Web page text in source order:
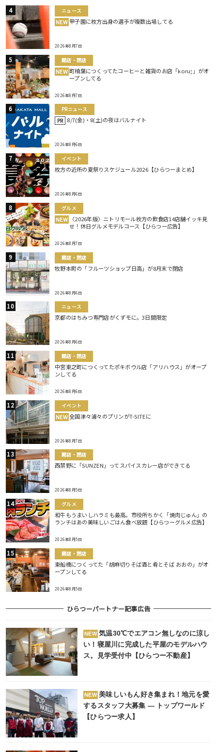
ニュース
NEW 甲子園に枚方出身の選手が複数出場してる
2026年8月7日
開店・閉店
NEW 町楠葉につくってたコーヒーと雑貨のお店「koru;」がオ
ープンしてる
2026年8月7日
PRニュース
PR 8/7(金)・8(土)の夜はバルナイト
2026年8月6日
イベント
枚方の近所の夏祭りスケジュール2026【ひらつーまとめ】
2026年8月6日
グルメ
NEW 〈2026年版〉ニトリモール枚方の飲食店14店舗イッキ見
せ！休日グルメモデルコース【ひらつー広告】
2026年8月7日
開店・閉店
牧野本町の「フルーツショップ日高」が8月末で閉店
2026年8月6日
ニュース
京都のはちみつ専門店がくずモに。3日間限定
2026年8月6日
開店・閉店
中宮東之町につくってたポキボウル店「アリハウス」がオープ
ンしてる
2026年8月6日
イベント
NEW 全国津々浦々のプリンがT-SITEに
2026年8月7日
開店・閉店
西禁野に「SUNZEN」ってスパイスカレー店ができてる
2026年8月5日
グルメ
和牛もうまいしハラミも最高。市役所ちかく「焼肉じゅん」の
ランチはあの美味しいごはん食べ放題【ひらつーグルメ広告】
2026年8月5日
開店・閉店
東船橋につくってた「胡麻切りそば酒と肴とそば おおの」がオ
ープンしてる
2026年8月5日
ひらつーパートナー記事広告
NEW 気温30℃でエアコン無しなのに涼し
い！寝屋川に完成した平屋のモデルハウ
ス。見学受付中【ひらつー不動産】
NEW 美味しいもん好き集まれ！地元を愛
するスタッフ大募集 ― トップワールド
【ひらつー求人】